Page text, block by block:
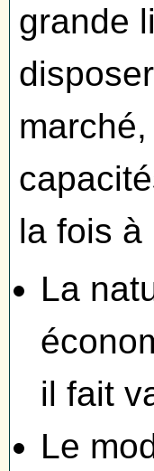
grande
la fois à
La
il fait
Le